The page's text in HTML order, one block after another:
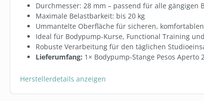
Durchmesser: 28 mm – passend für alle gängigen
Maximale Belastbarkeit: bis 20 kg
Ummantelte Oberfläche für sicheren,
Ideal für Bodypump-Kurse, Functional Training
Robuste Verarbeitung für den täglichen
Lieferumfang: 1× Bodypump-Stange Pesos Aperto
Herstellerdetails anzeigen